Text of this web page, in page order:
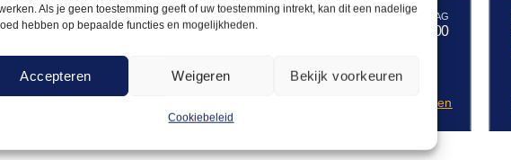
Als je geen toestemming geeft of uw toestemming intrekt, kan dit een nadelige
hebben op bepaalde functies en mogelijkheden.
Accepteren Weigeren Bekijk voorkeuren
Cookiebeleid
Milano –
– 2,2m
225,00
DINERTAFELS MILANO
Dinertafel Milano zwart –
38,00
Offerte aanvragen